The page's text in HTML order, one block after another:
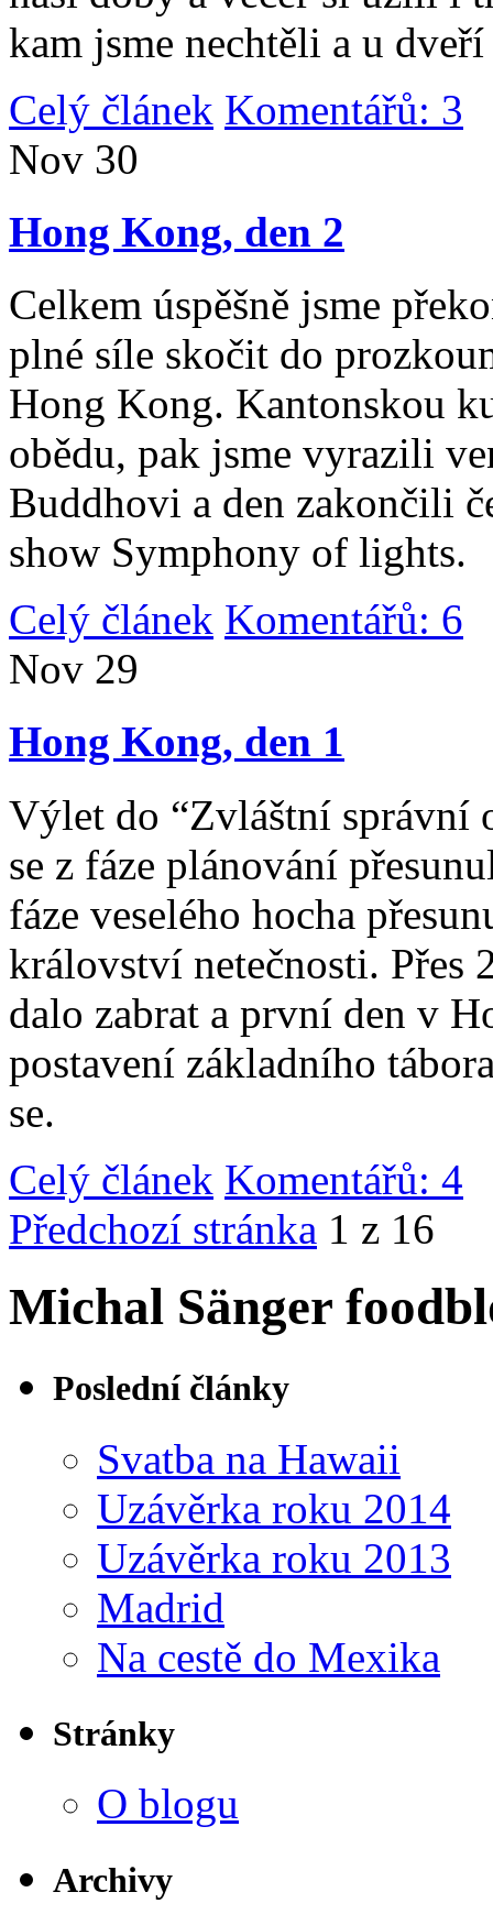
kam jsme nechtěli a u
Celý článek Komentářů: 3
Nov 30
Hong Kong, den 2
Celkem úspěšně jsme
plné síle skočit do
Hong Kong. Kantonskou
obědu, pak jsme vyrazili
Buddhovi a den zakončili
show Symphony of lights.
Celý článek Komentářů: 6
Nov 29
Hong Kong, den 1
Výlet do “Zvláštní správní
se z fáze plánování
fáze veselého hocha
království netečnosti. Přes
dalo zabrat a první den v
postavení základního
se.
Celý článek Komentářů: 4
Předchozí stránka 1 z 16
Michal Sänger
Poslední články
Svatba na Hawaii
Uzávěrka roku 2014
Uzávěrka roku 2013
Madrid
Na cestě do Mexika
Stránky
O blogu
Archivy